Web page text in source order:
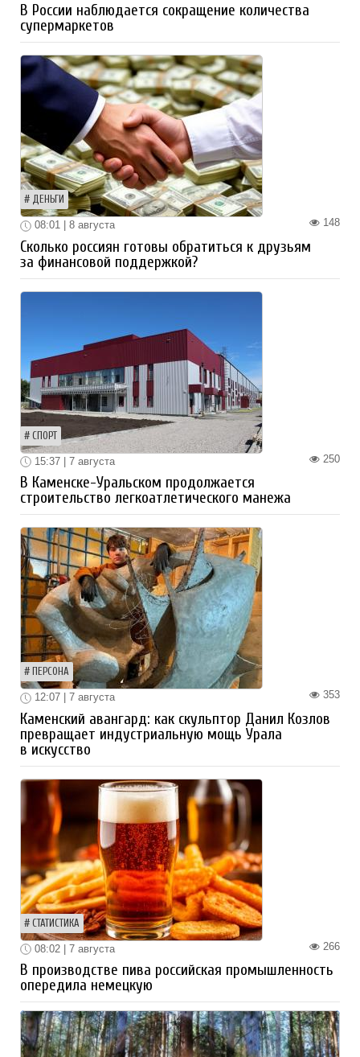
В России наблюдается сокращение количества
супермаркетов
ДЕНЬГИ
148
08:01 | 8 августа
Сколько россиян готовы обратиться к друзьям
за финансовой поддержкой?
СПОРТ
250
15:37 | 7 августа
В Каменске-Уральском продолжается
строительство легкоатлетического манежа
ПЕРСОНА
353
12:07 | 7 августа
Каменский авангард: как скульптор Данил Козлов
превращает индустриальную мощь Урала
в искусство
СТАТИСТИКА
266
08:02 | 7 августа
В производстве пива российская промышленность
опередила немецкую